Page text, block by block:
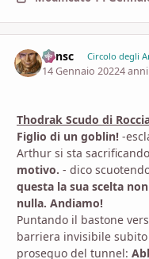
Minsc Circolo degli
14 Gennaio 20224 anni
Thodrak Scudo di
Figlio di un goblin! -
Arthur si sta
motivo. - dico
questa la sua scelta
nulla. Andiamo!
Puntando il bastone
barriera invisibile
proseguo del tunnel: